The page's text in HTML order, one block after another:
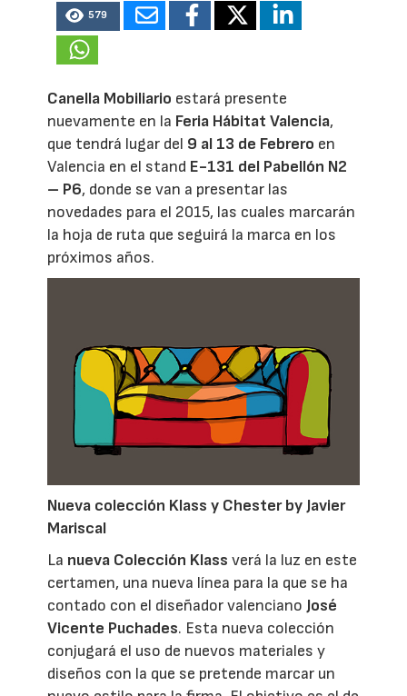
579
Canella Mobiliario estará presente
nuevamente en la Feria Hábitat Valencia,
que tendrá lugar del 9 al 13 de Febrero en
Valencia en el stand E-131 del Pabellón N2
– P6, donde se van a presentar las
novedades para el 2015, las cuales marcarán
la hoja de ruta que seguirá la marca en los
próximos años.
Nueva colección Klass y Chester by Javier
Mariscal
La nueva Colección Klass verá la luz en este
certamen, una nueva línea para la que se ha
contado con el diseñador valencianoJosé
Vicente Puchades. Esta nueva colección
conjugará el uso de nuevos materiales y
diseños con la que se pretende marcar un